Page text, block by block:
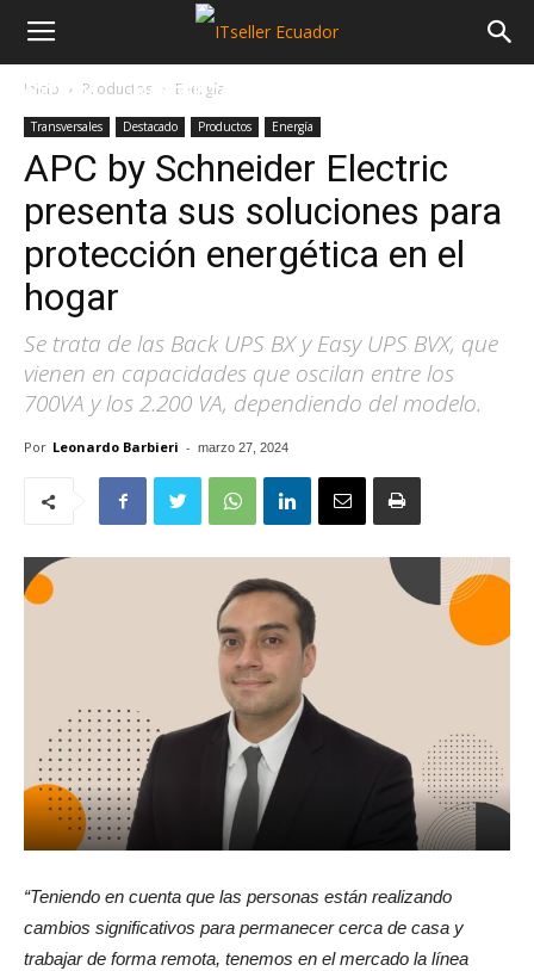
NOTICIAS MAYORISTAS
Inicio Productos Energía
Transversales Destacado Productos Energía
APC by Schneider Electric
presenta sus soluciones para
protección energética en el
hogar
Se trata de las Back UPS BX y Easy UPS BVX, que
vienen en capacidades que oscilan entre los
700VA y los 2.200 VA, dependiendo del modelo.
Por Leonardo Barbieri - marzo 27, 2024
“Teniendo en cuenta que las personas están realizando
cambios significativos para permanecer cerca de casa y
trabajar de forma remota, tenemos en el mercado la línea